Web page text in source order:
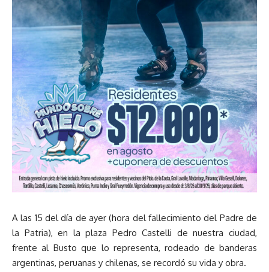
A las 15 del día de ayer (hora del fallecimiento del Padre de
la Patria), en la plaza Pedro Castelli de nuestra ciudad,
frente al Busto que lo representa, rodeado de banderas
argentinas, peruanas y chilenas, se recordó su vida y obra.